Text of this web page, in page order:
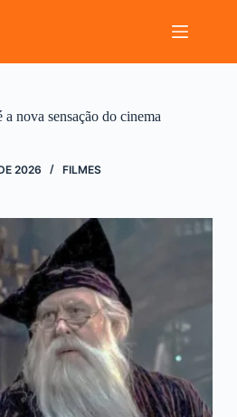
nova sensação do cinema
2026 FILMES